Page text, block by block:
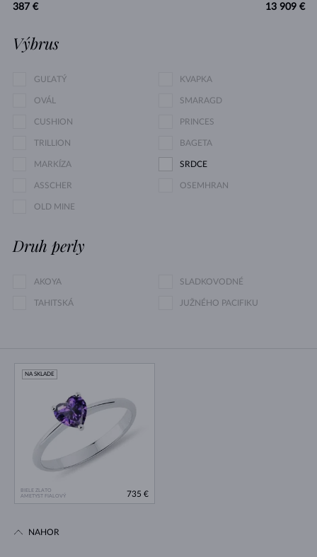
387 € 13 909 €
Výbrus
GUĽATÝ KVAPKA
OVÁL SMARAGD
CUSHION PRINCES
TRILLION BAGETA
MARKÍZA SRDCE
ASSCHER OSEMHRAN
OLD MINE
Druh perly
AKOYA SLADKOVODNÉ
TAHITSKÁ JUŽNÉHO PACIFIKU
BIELE ZLATO
AMETYST FIALOVÝ
NA SKLADE
735 €
NAHOR